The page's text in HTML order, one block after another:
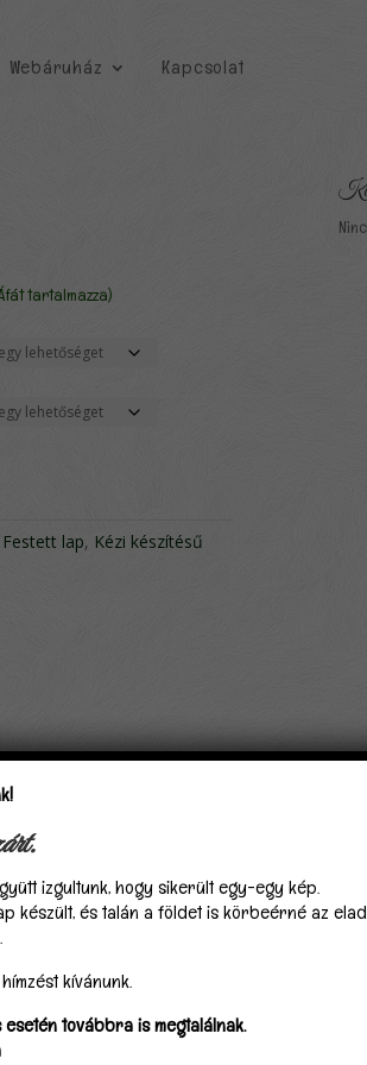
Webáruház Kapcsolat
Ft
Ft
tartalmazza)
Festett lap, Kézi készítésű
izgultunk, hogy sikerült egy-egy kép.
készült, és talán a földet is körbeérné az
kívánunk.
továbbra is megtalálnak.